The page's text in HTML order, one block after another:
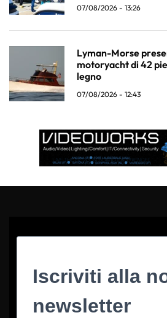
07/08/2026 - 13:26
Lyman-Morse
motoryacht di 42
legno
07/08/2026 - 12:43
Iscriviti alla
newsletter